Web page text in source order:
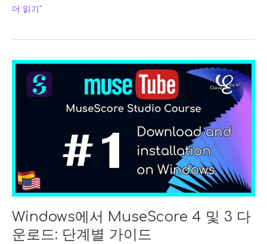
더 읽기"
Windows에서 MuseScore 4 및 3 다
운로드: 단계별 가이드
Windows
운
로
드:
단
계
별